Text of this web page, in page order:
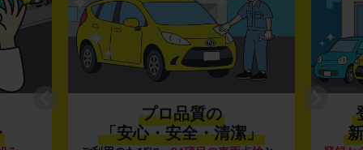
プロ品質の
「安心・安全・清潔」